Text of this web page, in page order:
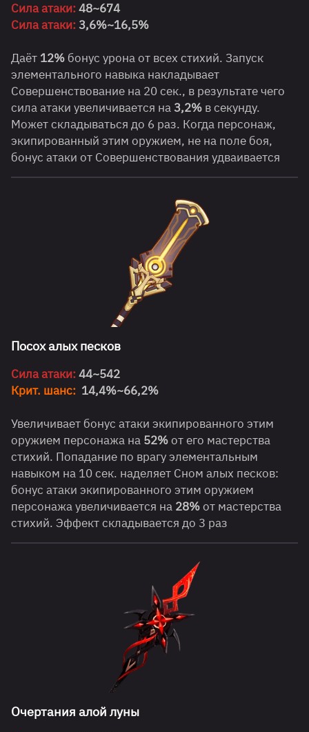
Сила атаки:48~674
Сила атаки: 3,6%~16,5%
Даёт 12% бонус урона от всех стихий. Запуск
элементального навыка накладывает
Совершенствование на 20 сек., в результате чего
сила атаки увеличивается на 3,2% в секунду.
Может складываться до 6 раз. Когда персонаж,
экипированный этим оружием, не на поле боя,
бонус атаки от Совершенствования удваивается
Посох алых песков
Сила атаки:44~542
Крит. шанс: 14,4%~66,2%
Увеличивает бонус атаки экипированного этим
оружием персонажа на 52%от его мастерства
стихий. Попадание по врагу элементальным
навыком на 10 сек. наделяет Сном алых песков:
бонус атаки экипированного этим оружием
персонажа увеличивается на 28%от мастерства
стихий. Эффект складывается до 3 раз
Очертания алой луны